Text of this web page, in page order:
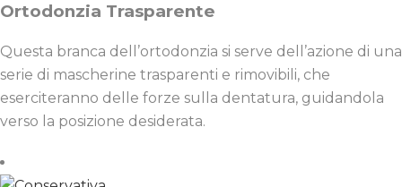
Ortodonzia Trasparente
Questa branca dell’ortodonzia si serve dell’azione di una
serie di mascherine trasparenti e rimovibili, che
eserciteranno delle forze sulla dentatura, guidandola
verso la posizione desiderata.